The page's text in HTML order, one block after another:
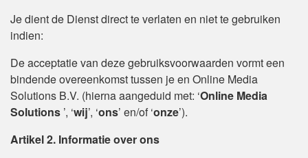
Je dient de Dienst direct te verlaten en niet te gebruiken
indien:
De acceptatie van deze gebruiksvoorwaarden vormt een
bindende overeenkomst tussen je en Online Media
Solutions B.V. (hierna aangeduid met: ‘Online Media
Solutions ’, ‘wij’, ‘ons’ en/of ‘onze’).
Artikel 2. Informatie over ons